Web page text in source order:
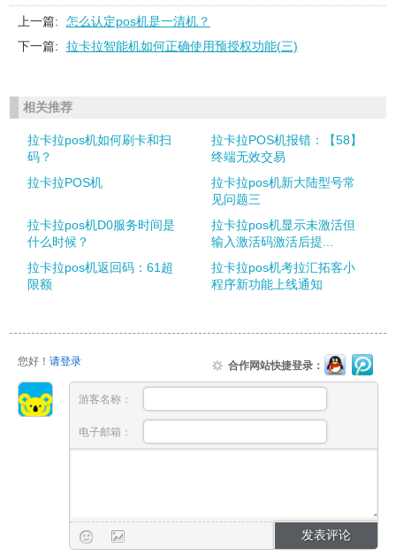
上一篇:
怎么认定pos机是一清机？
下一篇:
拉卡拉智能机如何正确使用预授权功能(三)
相关推荐
拉卡拉pos机如何刷卡和扫
码？
拉卡拉POS机报错：【58】
终端无效交易
拉卡拉POS机
拉卡拉pos机新大陆型号常
见问题三
拉卡拉pos机D0服务时间是
什么时候？
拉卡拉pos机显示未激活但
输入激活码激活后提...
拉卡拉pos机返回码：61超
限额
拉卡拉pos机考拉汇拓客小
程序新功能上线通知
您好！ 请登录 合作网站快捷登录：
游客名称：
电子邮箱：